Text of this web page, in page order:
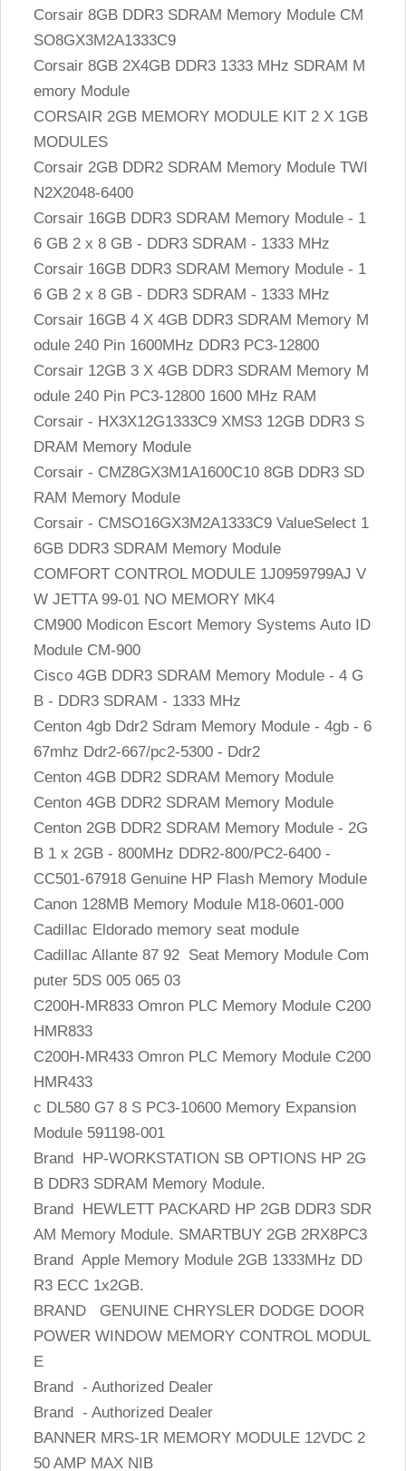
Corsair 8GB DDR3 SDRAM Memory Module CM
SO8GX3M2A1333C9
Corsair 8GB 2X4GB DDR3 1333 MHz SDRAM M
emory Module
CORSAIR 2GB MEMORY MODULE KIT 2 X 1GB
MODULES
Corsair 2GB DDR2 SDRAM Memory Module TWI
N2X2048-6400
Corsair 16GB DDR3 SDRAM Memory Module - 1
6 GB 2 x 8 GB - DDR3 SDRAM - 1333 MHz
Corsair 16GB DDR3 SDRAM Memory Module - 1
6 GB 2 x 8 GB - DDR3 SDRAM - 1333 MHz
Corsair 16GB 4 X 4GB DDR3 SDRAM Memory M
odule 240 Pin 1600MHz DDR3 PC3-12800
Corsair 12GB 3 X 4GB DDR3 SDRAM Memory M
odule 240 Pin PC3-12800 1600 MHz RAM
Corsair - HX3X12G1333C9 XMS3 12GB DDR3 S
DRAM Memory Module
Corsair - CMZ8GX3M1A1600C10 8GB DDR3 SD
RAM Memory Module
Corsair - CMSO16GX3M2A1333C9 ValueSelect 1
6GB DDR3 SDRAM Memory Module
COMFORT CONTROL MODULE 1J0959799AJ V
W JETTA 99-01 NO MEMORY MK4
CM900 Modicon Escort Memory Systems Auto ID
Module CM-900
Cisco 4GB DDR3 SDRAM Memory Module - 4 G
B - DDR3 SDRAM - 1333 MHz
Centon 4gb Ddr2 Sdram Memory Module - 4gb - 6
67mhz Ddr2-667/pc2-5300 - Ddr2
Centon 4GB DDR2 SDRAM Memory Module
Centon 4GB DDR2 SDRAM Memory Module
Centon 2GB DDR2 SDRAM Memory Module - 2G
B 1 x 2GB - 800MHz DDR2-800/PC2-6400 -
CC501-67918 Genuine HP Flash Memory Module
Canon 128MB Memory Module M18-0601-000
Cadillac Eldorado memory seat module
Cadillac Allante 87 92 Seat Memory Module Com
puter 5DS 005 065 03
C200H-MR833 Omron PLC Memory Module C200
HMR833
C200H-MR433 Omron PLC Memory Module C200
HMR433
c DL580 G7 8 S PC3-10600 Memory Expansion
Module 591198-001
Brand HP-WORKSTATION SB OPTIONS HP 2G
B DDR3 SDRAM Memory Module.
Brand HEWLETT PACKARD HP 2GB DDR3 SDR
AM Memory Module. SMARTBUY 2GB 2RX8PC3
Brand Apple Memory Module 2GB 1333MHz DD
R3 ECC 1x2GB.
BRAND GENUINE CHRYSLER DODGE DOOR
POWER WINDOW MEMORY CONTROL MODUL
E
Brand - Authorized Dealer
Brand - Authorized Dealer
BANNER MRS-1R MEMORY MODULE 12VDC 2
50 AMP MAX NIB